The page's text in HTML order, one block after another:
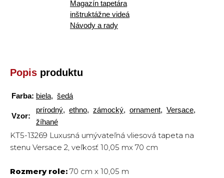
Magazín tapetára
inštruktážne videá
Návody a rady
Popis produktu
Farba: biela, šedá
Vzor:
prírodný, ethno, zámocký, ornament, Versace,
žíhané
KT5-13269 Luxusná umývateľná vliesová tapeta na
stenu Versace 2, veľkosť 10,05 mx 70 cm
Rozmery role: 70 cm x 10,05 m